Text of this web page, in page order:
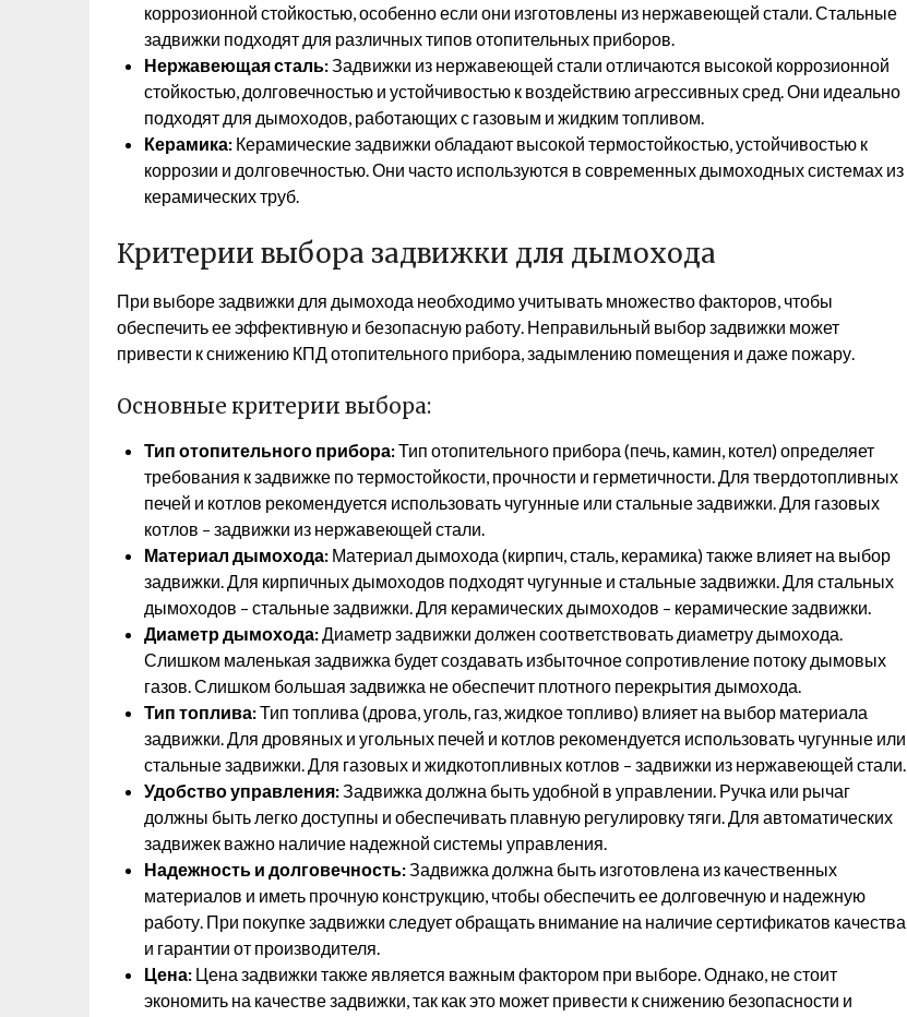
коррозионной стойкостью, особенно если они изготовлены из нержавеющей стали. Стальные
задвижки подходят для различных типов отопительных приборов.
Нержавеющая сталь:Задвижки из нержавеющей стали отличаются высокой коррозионной
стойкостью, долговечностью и устойчивостью к воздействию агрессивных сред. Они идеально
подходят для дымоходов, работающих с газовым и жидким топливом.
Керамика: Керамические задвижки обладают высокой термостойкостью, устойчивостью к
коррозии и долговечностью. Они часто используются в современных дымоходных системах из
керамических труб.
Критерии выбора задвижки для дымохода
При выборе задвижки для дымохода необходимо учитывать множество факторов, чтобы
обеспечить ее эффективную и безопасную работу. Неправильный выбор задвижки может
привести к снижению КПД отопительного прибора, задымлению помещения и даже пожару.
Основные критерии выбора:
Тип отопительного прибора:Тип отопительного прибора (печь, камин, котел) определяет
требования к задвижке по термостойкости, прочности и герметичности. Для твердотопливных
печей и котлов рекомендуется использовать чугунные или стальные задвижки. Для газовых
котлов – задвижки из нержавеющей стали.
Материал дымохода: Материал дымохода (кирпич, сталь, керамика) также влияет на выбор
задвижки. Для кирпичных дымоходов подходят чугунные и стальные задвижки. Для стальных
дымоходов – стальные задвижки. Для керамических дымоходов – керамические задвижки.
Диаметр дымохода:Диаметр задвижки должен соответствовать диаметру дымохода.
Слишком маленькая задвижка будет создавать избыточное сопротивление потоку дымовых
газов. Слишком большая задвижка не обеспечит плотного перекрытия дымохода.
Тип топлива:Тип топлива (дрова, уголь, газ, жидкое топливо) влияет на выбор материала
задвижки. Для дровяных и угольных печей и котлов рекомендуется использовать чугунные или
стальные задвижки. Для газовых и жидкотопливных котлов – задвижки из нержавеющей стали.
Удобство управления:Задвижка должна быть удобной в управлении. Ручка или рычаг
должны быть легко доступны и обеспечивать плавную регулировку тяги. Для автоматических
задвижек важно наличие надежной системы управления.
Надежность и долговечность:Задвижка должна быть изготовлена из качественных
материалов и иметь прочную конструкцию, чтобы обеспечить ее долговечную и надежную
работу. При покупке задвижки следует обращать внимание на наличие сертификатов качества
и гарантии от производителя.
Цена: Цена задвижки также является важным фактором при выборе. Однако, не стоит
экономить на качестве задвижки, так как это может привести к снижению безопасности и